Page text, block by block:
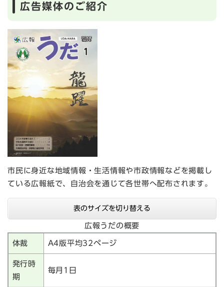
広告媒体のご紹介
市民に身近な地域情報・生活情報や市政情報などを掲載し
ている広報紙で、自治会を通じて各世帯へ配布されます。
表のサイズを切り替える
広報うだの概要
体裁 A4版平均32ページ
発行時
期
毎月1日